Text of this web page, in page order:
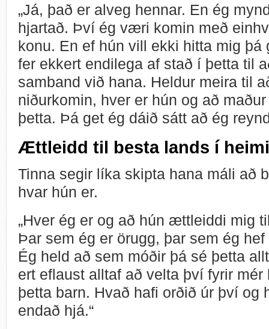
„Já, það er alveg hennar. En ég
hjartað. Því ég væri komin með
konu. En ef hún vill ekki hitta mig þá
fer ekkert endilega af stað í þetta til
samband við hana. Heldur meira til
niðurkomin, hver er hún og að
þetta. Þá get ég dáið sátt að ég
Ættleidd til besta lands í heimi
Tinna segir líka skipta hana máli að
hvar hún er.
„Hver ég er og að hún ættleiddi mig
Þar sem ég er örugg, þar sem ég
Ég held að sem móðir þá sé þetta
ert eflaust alltaf að velta því fyrir mér
þetta barn. Hvað hafi orðið úr því og
endað hjá.“